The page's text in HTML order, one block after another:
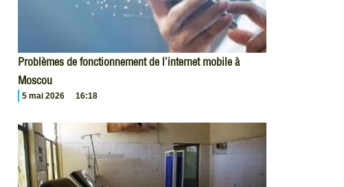
Problèmes de fonctionnement de l’internet mobile à
Moscou
5 mai 2026 16:18